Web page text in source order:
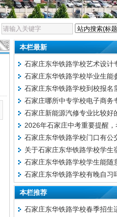
本栏最新
石家庄东华铁路学校艺术设计
哪些优势？
石家庄东华铁路学校毕业生能
考吗？
石家庄东华铁路学校到校报名
哪些资料？
石家庄哪所中专学校电子商务
较好？
石家庄新能源汽修专业比较好
学校
2026年石家庄中考重要提醒，
间、分数构成、考试安排及注
石家庄东华铁路学校门口有公
吗？
关于石家庄东华铁路学校学生
关问题的详细解答
石家庄东华铁路学校学生能随
门吗？
石家庄东华铁路学校有晚自习
本栏推荐
石家庄东华铁路学校春季招生